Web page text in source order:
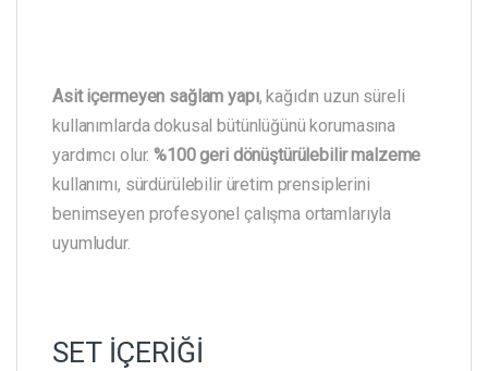
Asit içermeyen sağlam yapı, kağıdın uzun süreli
kullanımlarda dokusal bütünlüğünü korumasına
yardımcı olur.%100 geri dönüştürülebilir malzeme
kullanımı, sürdürülebilir üretim prensiplerini
benimseyen profesyonel çalışma ortamlarıyla
uyumludur.
SET İÇERİĞİ